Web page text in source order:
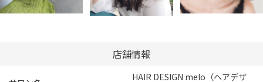
店舗情報
HAIR DESIGN melo（ヘアデザ